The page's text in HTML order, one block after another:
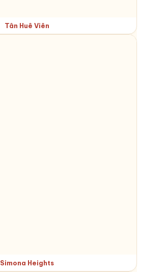
Tân Huê Viên
Simona Heights